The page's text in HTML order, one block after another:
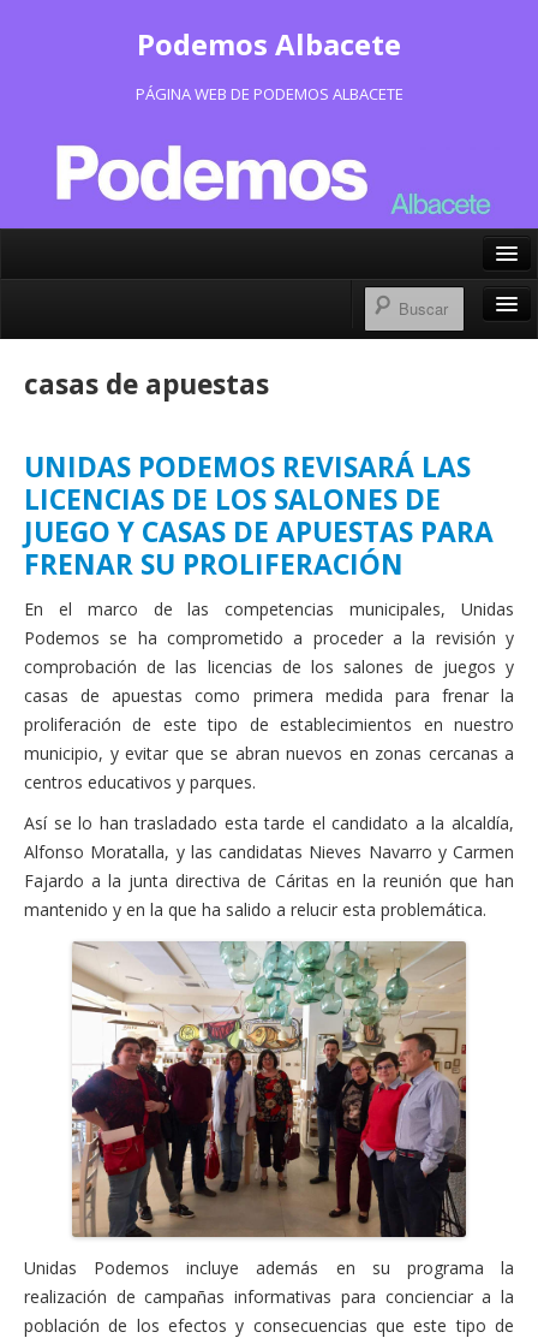
Podemos Albacete
PÁGINA WEB DE PODEMOS ALBACETE
Facebook
Instagram
Portavoz Municipal
Consejo Ciudadano Municipal
Actas Consejo Ciudadano
Actas Asamblea Ciudadana
Contacto
Financiación
Participa con Podemos en Albacete
casas de apuestas
UNIDAS PODEMOS REVISARÁ LAS
LICENCIAS DE LOS SALONES DE
JUEGO Y CASAS DE APUESTAS PARA
FRENAR SU PROLIFERACIÓN
En el marco de las competencias municipales, Unidas
Podemos se ha comprometido a proceder a la revisión y
comprobación de las licencias de los salones de juegos y
casas de apuestas como primera medida para frenar la
proliferación de este tipo de establecimientos en nuestro
municipio, y evitar que se abran nuevos en zonas cercanas a
centros educativos y parques.
Así se lo han trasladado esta tarde el candidato a la alcaldía,
Alfonso Moratalla, y las candidatas Nieves Navarro y Carmen
Fajardo a la junta directiva de Cáritas en la reunión que han
mantenido y en la que ha salido a relucir esta problemática.
Unidas Podemos incluye además en su programa la
realización de campañas informativas para concienciar a la
población de los efectos y consecuencias que este tipo de